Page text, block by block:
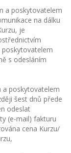
a poskytovatelem
na dálku
je
s odesláním
a poskytovatelem
šest dnů přede
odeslat
(e-mail) fakturu
cena Kurzu/